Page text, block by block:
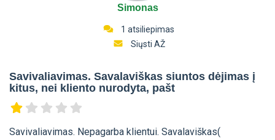
Simonas
1 atsiliepimas
Siųsti AŽ
Savivaliavimas. Savalaviškas siuntos dėjimas į
kitus, nei kliento nurodyta, pašt
Savivaliavimas. Nepagarba klientui. Savalaviškas(